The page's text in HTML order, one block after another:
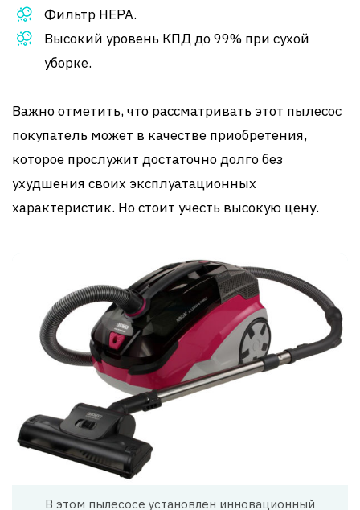
Фильтр HEPA.
Высокий уровень КПД до 99% при сухой
уборке.
Важно отметить, что рассматривать этот пылесос
покупатель может в качестве приобретения,
которое прослужит достаточно долго без
ухудшения своих эксплуатационных
характеристик. Но стоит учесть высокую цену.
В этом пылесосе установлен инновационный